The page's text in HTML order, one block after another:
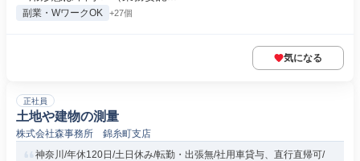
副業・WワークOK +27個
気になる
正社員
土地や建物の測量
株式会社森事務所 錦糸町支店
神奈川/年休120日/土日休み/転勤・出張無/社用車貸与、直行直帰可/